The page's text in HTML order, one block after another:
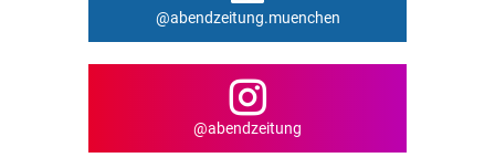
@abendzeitung.muenchen
@abendzeitung